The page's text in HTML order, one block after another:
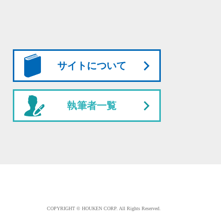
サイトについて
執筆者一覧
COPYRIGHT © HOUKEN CORP. All Rights Reserved.